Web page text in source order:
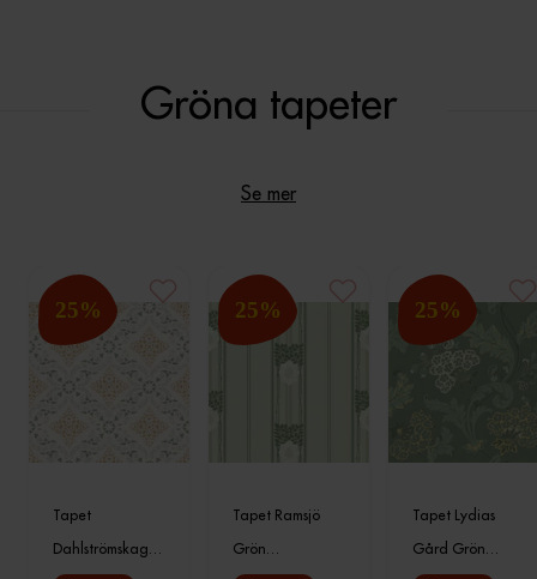
Gröna tapeter
Se mer
25%
Tapet
Dahlströmskagår
25%
Tapet Ramsjö
Grön
25%
Tapet Lydias
Gård Grön